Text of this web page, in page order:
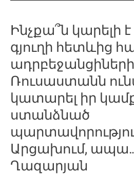
Ինչքա՞ն կարելի է
գյուղի հետևից
Ռուսաստանն
կատարել իր
ստանձնած
Արցախում,
Ղազարյան